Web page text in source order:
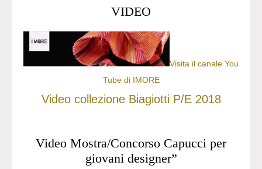
VIDEO
Visita il canale You
Tube di IMORE
Video collezione Biagiotti P/E 2018
Video Mostra/Concorso Capucci per
giovani designer”